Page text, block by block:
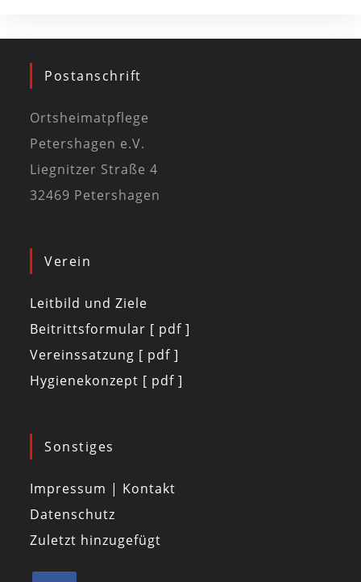
Postanschrift
Ortsheimatpflege
Petershagen e.V.
Liegnitzer Straße 4
32469 Petershagen
Verein
Leitbild und Ziele
Beitrittsformular [ pdf ]
Vereinssatzung [ pdf ]
Hygienekonzept [ pdf ]
Sonstiges
Impressum | Kontakt
Datenschutz
Zuletzt hinzugefügt